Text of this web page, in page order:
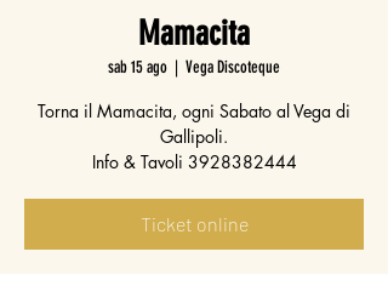
Mamacita
sab 15 ago
  |
Vega Discoteque
Torna il Mamacita, ogni Sabato al Vega di
Gallipoli.
Info & Tavoli 3928382444
Ticket online